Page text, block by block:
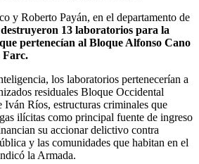
y Roberto Payán, en el departamento de
13 laboratorios para la
pertenecían al Bloque Alfonso Cano
Farc.
los laboratorios pertenecerían a
residuales Bloque Occidental
Ríos, estructuras criminales que
ilícitas como principal fuente de ingreso
su accionar delictivo contra
y las comunidades que habitan en el
la Armada.